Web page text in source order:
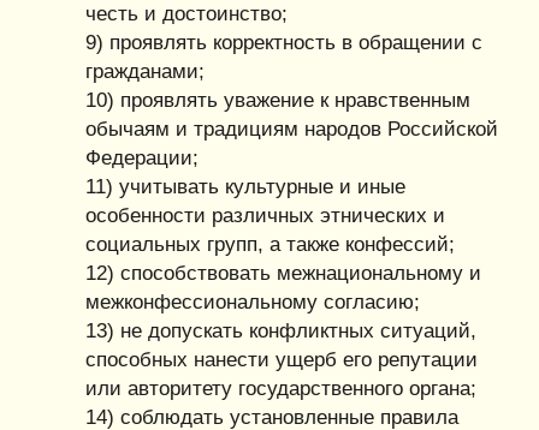
честь и достоинство;
9) проявлять корректность в обращении с
гражданами;
10) проявлять уважение к нравственным
обычаям и традициям народов Российской
Федерации;
11) учитывать культурные и иные
особенности различных этнических и
социальных групп, а также конфессий;
12) способствовать межнациональному и
межконфессиональному согласию;
13) не допускать конфликтных ситуаций,
способных нанести ущерб его репутации
или авторитету государственного органа;
14) соблюдать установленные правила